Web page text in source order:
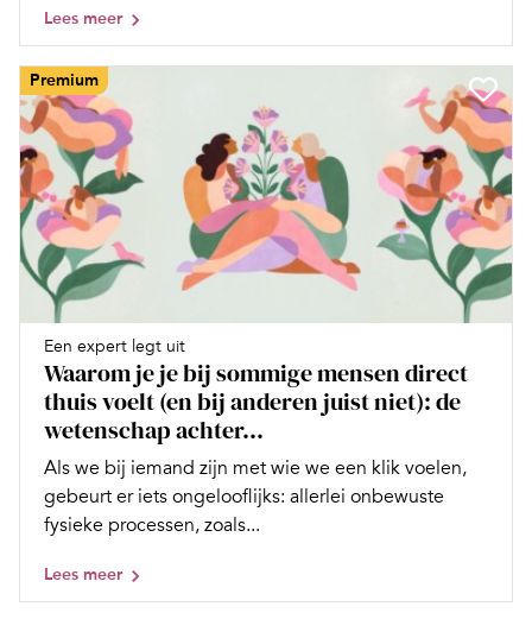
Lees meer
Premium
Een expert legt uit
Waarom je je bij sommige mensen direct
thuis voelt (en bij anderen juist niet): de
wetenschap achter...
Als we bij iemand zijn met wie we een klik voelen,
gebeurt er iets ongelooflijks: allerlei onbewuste
fysieke processen, zoals...
Lees meer